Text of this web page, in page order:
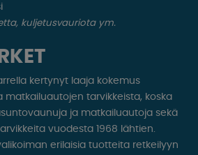
kuljetusvauriota ym.
kertynyt laaja kokemus
matkailuautojen tarvikkeista, koska
ja matkailuautoja sekä
vuodesta 1968 lähtien.
erilaisia ​​tuotteita retkeilyyn